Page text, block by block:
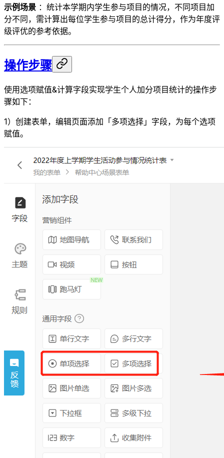
示例场景 ：统计本学期内学生参与项目的情况，不同项目加
分不同，需计算出每位学生参与项目的总计得分，作为年度评
级评优的参考依据。
操作步骤
使用选项赋值&计算字段实现学生个人加分项目统计的操作步
骤如下：
1）创建表单，编辑页面添加「多项选择」字段，为每个选项
赋值。